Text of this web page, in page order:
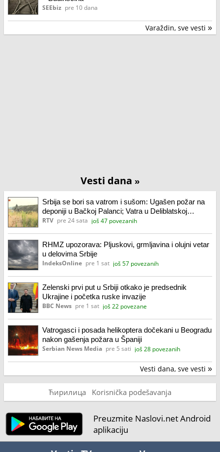
SEEbiz pre 10 dana
Varaždin, sve vesti »
Vesti dana »
Srbija se bori sa vatrom i sušom: Ugašen požar na
deponiji u Bačkoj Palanci; Vatra u Deliblatskoj
peščari zahvatila više od 700 hektara
RTV pre 24 sata još 47 povezanih
RHMZ upozorava: Pljuskovi, grmljavina i olujni vetar
u delovima Srbije
IndeksOnline pre 1 sat još 57 povezanih
Zelenski prvi put u Srbiji otkako je predsednik
Ukrajine i početka ruske invazije
BBC News pre 1 sat još 22 povezane
Vatrogasci i posada helikoptera dočekani u Beogradu
nakon gašenja požara u Španiji
Serbian News Media pre 5 sati još 28 povezanih
Vesti dana, sve vesti »
Ћирилица Korisnička podešavanja
Preuzmite Naslovi.net Android
aplikaciju